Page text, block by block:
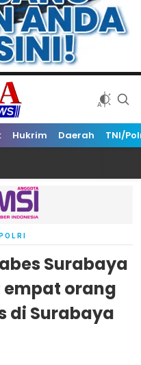
Hukrim Daerah TNI/
Surabaya
orang
di Surabaya